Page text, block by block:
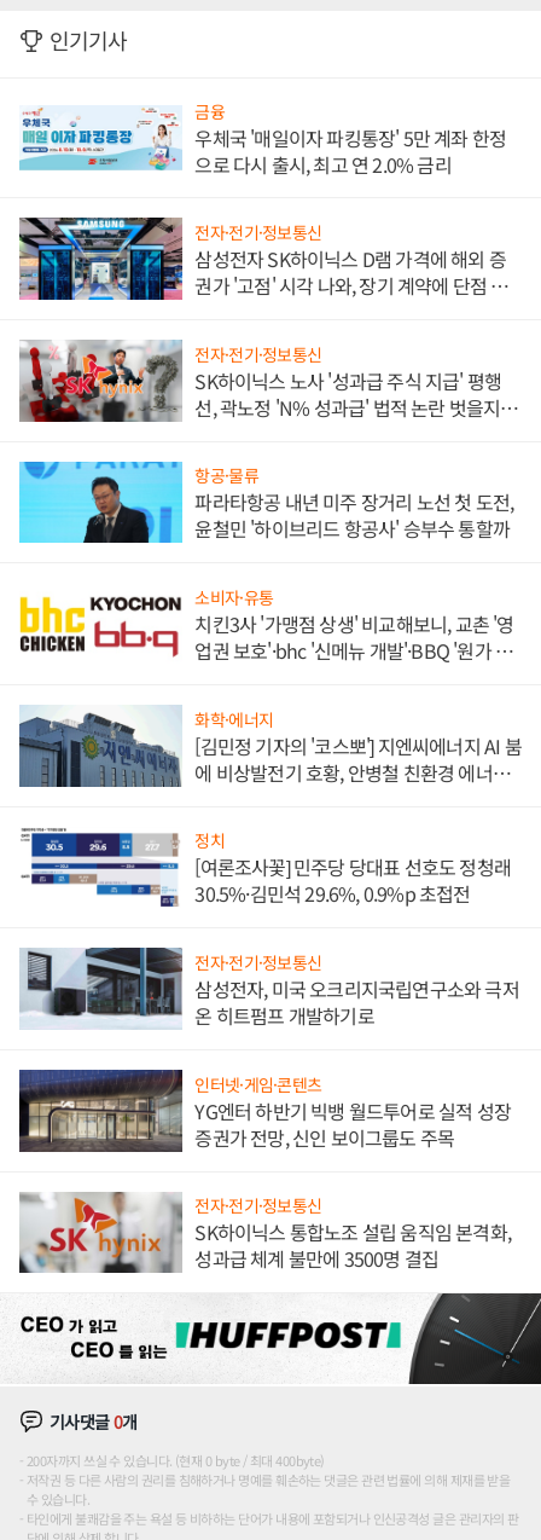
인기기사
금융
우체국 '매일이자 파킹통장' 5만 계좌 한정
으로 다시 출시, 최고 연 2.0% 금리
전자·전기·정보통신
삼성전자 SK하이닉스 D램 가격에 해외 증
권가 '고점' 시각 나와, 장기 계약에 단점 부
전자·전기·정보통신
SK하이닉스 노사 '성과급 주식 지급' 평행
선, 곽노정 'N% 성과급' 법적 논란 벗을지 주
항공·물류
파라타항공 내년 미주 장거리 노선 첫 도전,
윤철민 '하이브리드 항공사' 승부수 통할까
소비자·유통
치킨3사 '가맹점 상생' 비교해보니, 교촌 '영
업권 보호'·bhc '신메뉴 개발'·BBQ '원가 부
화학·에너지
[김민정 기자의 '코스뽀'] 지엔씨에너지 AI 붐
에 비상발전기 호황, 안병철 친환경 에너지
정치
[여론조사꽃] 민주당 당대표 선호도 정청래
30.5%·김민석 29.6%, 0.9%p 초접전
전자·전기·정보통신
삼성전자, 미국 오크리지국립연구소와 극저
온 히트펌프 개발하기로
인터넷·게임·콘텐츠
YG엔터 하반기 빅뱅 월드투어로 실적 성장
증권가 전망, 신인 보이그룹도 주목
전자·전기·정보통신
SK하이닉스 통합노조 설립 움직임 본격화,
성과급 체계 불만에 3500명 결집
기사댓글0개
200자까지 쓰실 수 있습니다. (현재 0 byte / 최대 400byte)
저작권 등 다른 사람의 권리를 침해하거나 명예를 훼손하는 댓글은 관련 법률에 의해 제재를 받을
수 있습니다.
타인에게 불쾌감을 주는 욕설 등 비하하는 단어가 내용에 포함되거나 인신공격성 글은 관리자의 판